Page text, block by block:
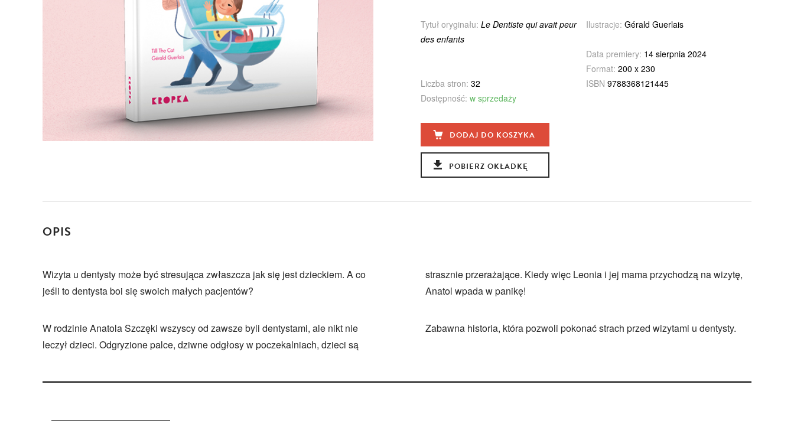
Tytuł oryginału: Le Dentiste qui avait peur
des enfants
Ilustracje: Gérald Guerlais
Data premiery: 14 sierpnia 2024
Format: 200 x 230
Liczba stron: 32 ISBN 9788368121445
Dostępność: w sprzedaży
DODAJ DO KOSZYKA
POBIERZ OKŁADKĘ
OPIS
Wizyta u dentysty może być stresująca zwłaszcza jak się jest dzieckiem. A co
jeśli to dentysta boi się swoich małych pacjentów?
W rodzinie Anatola Szczęki wszyscy od zawsze byli dentystami, ale nikt nie
leczył dzieci. Odgryzione palce, dziwne odgłosy w poczekalniach, dzieci są
strasznie przerażające. Kiedy więc Leonia i jej mama przychodzą na wizytę,
Anatol wpada w panikę!
Zabawna historia, która pozwoli pokonać strach przed wizytami u dentysty.